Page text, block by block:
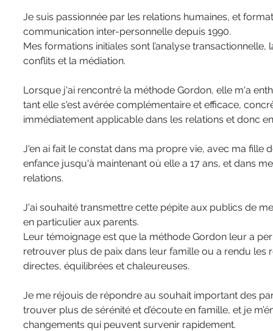
Ile-de-France
Je suis passionnée par les relations humaines, et
communication inter-personnelle depuis 1990.
Mes formations initiales sont l’analyse transactionnelle,
conflits et la médiation.
Lorsque j'ai rencontré la méthode Gordon, elle m'a
tant elle s'est avérée complémentaire et efficace,
immédiatement applicable dans les relations et donc
J'en ai fait le constat dans ma propre vie, avec ma fille
enfance jusqu'à maintenant où elle a 17 ans, et dans
relations.
J'ai souhaité transmettre cette pépite aux publics de
en particulier aux parents.
Leur témoignage est que la méthode Gordon leur a
retrouver plus de paix dans leur famille ou a rendu les
directes, équilibrées et chaleureuses.
Je me réjouis de répondre au souhait important des
trouver plus de sérénité et d’écoute en famille, et je
changements qui peuvent survenir rapidement.